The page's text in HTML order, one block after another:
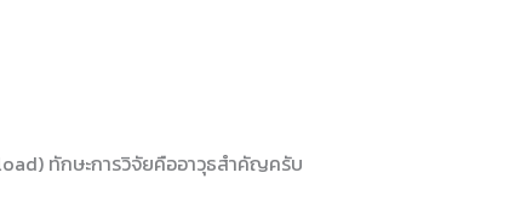
ทักษะการวิจัยคืออาวุธสำคัญครับ